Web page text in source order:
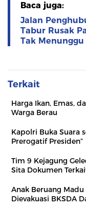
Baca juga:
Jalan
Tabur Rusak
Tak
Terkait
Harga Ikan, Emas,
Warga Berau
Kapolri Buka Suara
Prerogatif Presiden”
Tim 9 Kejagung
Sita Dokumen
Anak Beruang
Dievakuasi BKSDA